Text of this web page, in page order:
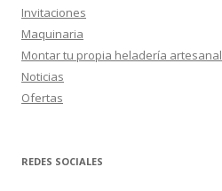
Invitaciones
Maquinaria
Montar tu propia heladería artesanal
Noticias
Ofertas
REDES SOCIALES